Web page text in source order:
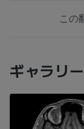
この
ギャラリー